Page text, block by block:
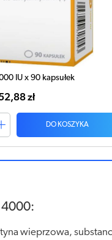
IU x 90 kapsułek
zł
DO KOSZYKA
4000:
wieprzowa,